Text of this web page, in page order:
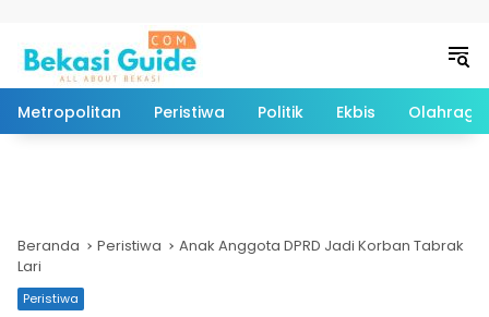
Metropolitan Peristiwa Politik Ekbis Olahraga
Beranda Peristiwa
Anak Anggota DPRD Jadi Korban Tabrak
Lari
Peristiwa